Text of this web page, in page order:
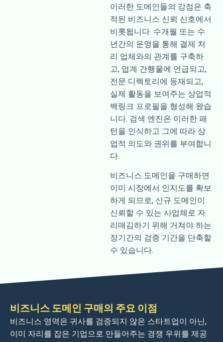
이러한 도메인들의 강점은 축
적된 비즈니스 신뢰 신호에서
비롯됩니다. 수개월 또는 수
년간의 운영을 통해 결제 처
리 업체와의 관계를 구축하
고, 업계 간행물에 언급되고,
전문 디렉토리에 등재되고,
실제 활동을 보여주는 상업적
백링크 프로필을 형성해 왔습
니다. 검색 엔진은 이러한 패
턴을 인식하고 그에 따라 상
업적 의도와 권위를 부여합니
다.
비즈니스 도메인을 구매하면
이미 시장에서 인지도를 확보
하게 되므로, 신규 도메인이
신뢰할 수 있는 사업체로 자
리매김하기 위해 거쳐야 하는
장기간의 검증 기간을 단축할
수 있습니다.
비즈니스 도메인 구매의 주요 이점
비즈니스 영역은 귀사를 검증되지 않은 스타트업이 아닌,
이미 자리를 잡은 기업으로 만들어주는 경쟁 우위를 제공